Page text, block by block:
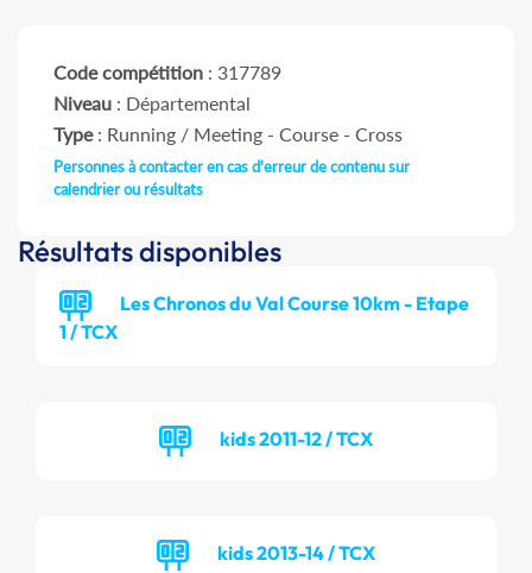
Code compétition : 317789
Niveau : Départemental
Type: Running / Meeting - Course - Cross
Personnes à contacter en cas d'erreur de contenu sur
calendrier ou résultats
Résultats disponibles
Les Chronos du Val Course 10km - Etape
1 / TCX
kids 2011-12 / TCX
kids 2013-14 / TCX